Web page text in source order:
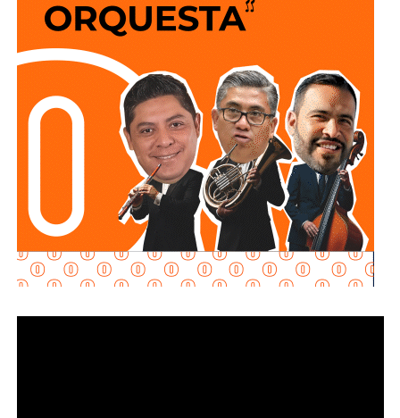
Municipal,este espacio fue diseñado para responder a
las necesidades de la población y ofrecer alternativas de
crecimiento para todos los sectores de la población que
buscan fortalecer sus conocimientos, con talleres de
capacitación en áreas como belleza, costura, bisutería,
carpintería, herrería, electricidad, computación, danza y
actividades deportivas, que les permitan incorporarse al
mercado laboral, emprender un negocio propio o
perfeccionar conocimientos que ya poseen.
encuentren en esteCentroun lugar donde puedan